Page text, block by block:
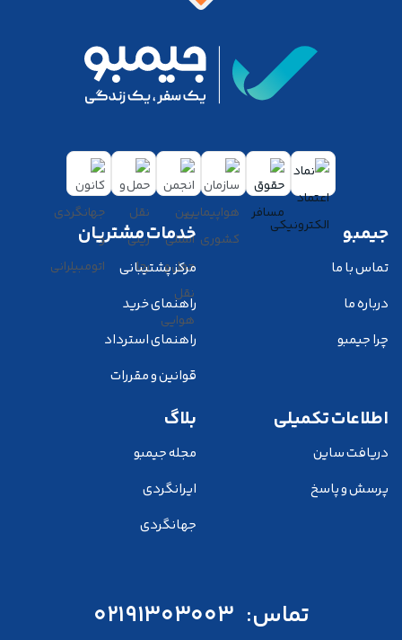
جیمبو
تماس با ما
درباره ما
چرا جیمبو
خدمات مشتریان
مرکز پشتیبانی
راهنمای خرید
راهنمای استرداد
قوانین و مقررات
اطلاعات تکمیلی
دریافت ساین
پرسش و پاسخ
بلاگ
مجله جیمبو
ایرانگردی
جهانگردی
تماس: 02191303003